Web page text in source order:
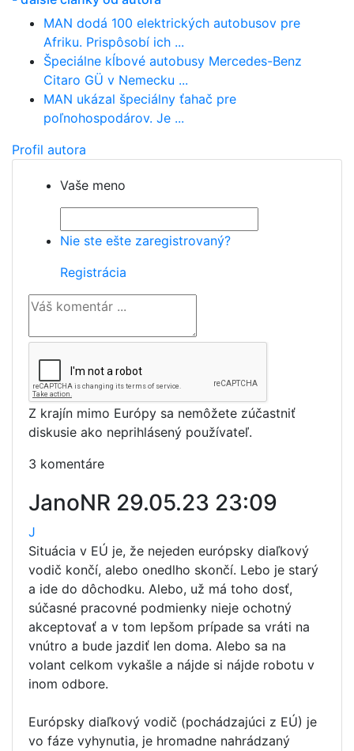
MAN dodá 100 elektrických autobusov pre
Afriku. Prispôsobí ich ...
Špeciálne kĺbové autobusy Mercedes-Benz
Citaro GÜ v Nemecku ...
MAN ukázal špeciálny ťahač pre
poľnohospodárov. Je ...
Profil autora
Vaše meno
Nie ste ešte zaregistrovaný?
Registrácia
Z krajín mimo Európy sa nemôžete zúčastniť
diskusie ako neprihlásený používateľ.
3 komentáre
JanoNR 29.05.23 23:09
J
Situácia v EÚ je, že nejeden európsky diaľkový
vodič končí, alebo onedlho skončí. Lebo je starý
a ide do dôchodku. Alebo, už má toho dosť,
súčasné pracovné podmienky nieje ochotný
akceptovať a v tom lepšom prípade sa vráti na
vnútro a bude jazdiť len doma. Alebo sa na
volant celkom vykašle a nájde si nájde robotu v
inom odbore.
Európsky diaľkový vodič (pochádzajúci z EÚ) je
vo fáze vyhynutia, je hromadne nahrádzaný